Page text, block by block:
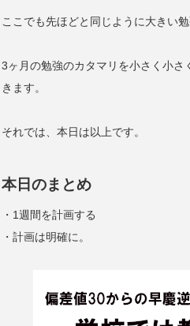
ここでも先ほどと同じように大きい
3ヶ月の勉強のカタマリを小さく小
きます。
それでは、本日は以上です。
本日のまとめ
・1週間を計画する
・計画は明確に。